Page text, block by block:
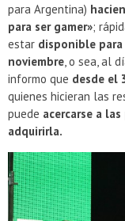
para Argentina)
para ser gamer»;
estar disponible
noviembre , o sea, al
informo que desde el
quienes hicieran las
puede acercarse a
adquirirla.